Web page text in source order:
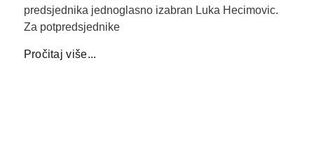
predsjednika jednoglasno izabran Luka Hecimovic.
Za potpredsjednike
Pročitaj više...